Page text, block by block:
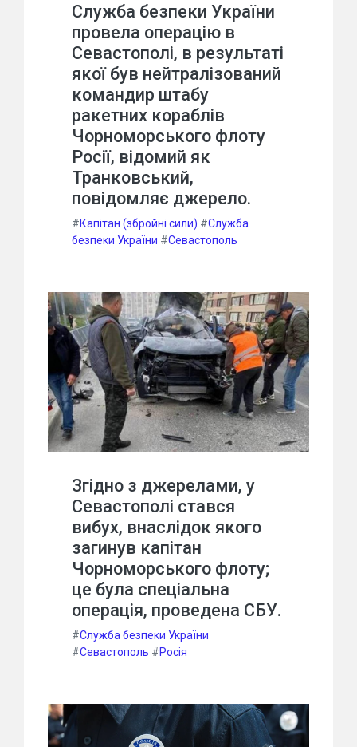
Служба безпеки України
провела операцію в
Севастополі, в результаті
якої був нейтралізований
командир штабу
ракетних кораблів
Чорноморського флоту
Росії, відомий як
Транковський,
повідомляє джерело.
#Капітан (збройні сили) #Служба
безпеки України #Севастополь
Згідно з джерелами, у
Севастополі стався
вибух, внаслідок якого
загинув капітан
Чорноморського флоту;
це була спеціальна
операція, проведена СБУ.
#Служба безпеки України
#Севастополь #Росія